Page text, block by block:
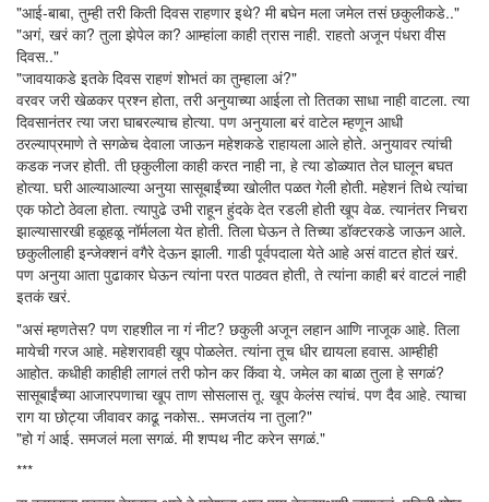
"आई-बाबा, तुम्ही तरी किती दिवस राहणार इथे? मी बघेन मला जमेल तसं छकुलीकडे.."
"अगं, खरं का? तुला झेपेल का? आम्हांला काही त्रास नाही. राहतो अजून पंधरा वीस
दिवस.."
"जावयाकडे इतके दिवस राहणं शोभतं का तुम्हाला अं?"
वरवर जरी खेळकर प्रश्न होता, तरी अनुयाच्या आईला तो तितका साधा नाही वाटला. त्या
दिवसानंतर त्या जरा घाबरल्याच होत्या. पण अनुयाला बरं वाटेल म्हणून आधी
ठरल्याप्रमाणे ते सगळेच देवाला जाऊन महेशकडे राहायला आले होते. अनुयावर त्यांची
कडक नजर होती. ती छ्कुलीला काही करत नाही ना, हे त्या डोळ्यात तेल घालून बघत
होत्या. घरी आल्याआल्या अनुया सासूबाईंच्या खोलीत पळत गेली होती. महेशनं तिथे त्यांचा
एक फोटो ठेवला होता. त्यापुढे उभी राहून हुंदके देत रडली होती खूप वेळ. त्यानंतर निचरा
झाल्यासारखी हळूहळू नॉर्मलला येत होती. तिला घेऊन ते तिच्या डॉक्टरकडे जाऊन आले.
छकुलीलाही इन्जेक्शनं वगैरे देऊन झाली. गाडी पूर्वपदाला येते आहे असं वाटत होतं खरं.
पण अनुया आता पुढाकार घेऊन त्यांना परत पाठवत होती, ते त्यांना काही बरं वाटलं नाही
इतकं खरं.
"असं म्हणतेस? पण राहशील ना गं नीट? छकुली अजून लहान आणि नाजूक आहे. तिला
मायेची गरज आहे. महेशरावही खूप पोळलेत. त्यांना तूच धीर द्यायला हवास. आम्हीही
आहोत. कधीही काहीही लागलं तरी फोन कर किंवा ये. जमेल का बाळा तुला हे सगळं?
सासूबाईंच्या आजारपणाचा खूप ताण सोसलास तू. खूप केलंस त्यांचं. पण दैव आहे. त्याचा
राग या छोट्या जीवावर काढू नकोस.. समजतंय ना तुला?"
"हो गं आई. समजलं मला सगळं. मी शप्पथ नीट करेन सगळं."
***